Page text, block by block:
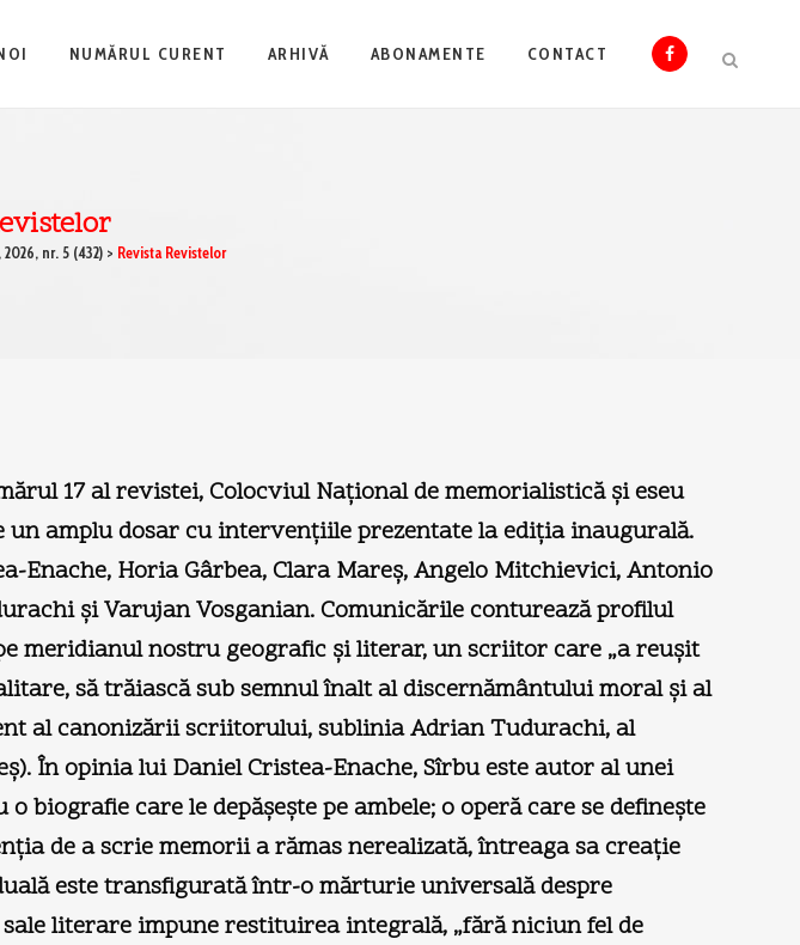
NUMĂRUL CURENT ARHIVĂ ABONAMENTE CONTACT
2026, nr. 5 (432)> Revista Revistelor
17 al revistei, Colocviul Naţional de memorialistică şi eseu
un amplu dosar cu intervenţiile prezentate la ediţia inaugurală.
Enache, Horia Gârbea, Clara Mareş, Angelo Mitchievici, Antonio
şi Varujan Vosganian. Comunicările conturează profilul
nostru geografic şi literar, un scriitor care „a reuşit
să trăiască sub semnul înalt al discernământului moral şi al
al canonizării scriitorului, sublinia Adrian Tudurachi, al
În opinia lui Daniel Cristea-Enache, Sîrbu este autor al unei
care le depăşeşte pe ambele; o operă care se defineşte
de a scrie memorii a rămas nerealizată, întreaga sa creaţie
este transfigurată într-o mărturie universală despre
literare impune restituirea integrală, „fără niciun fel de